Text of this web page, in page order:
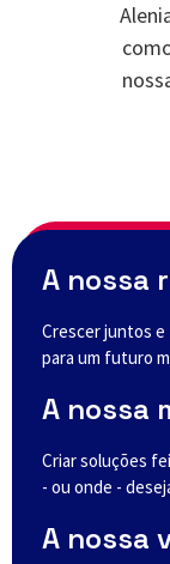
A nossa
Crescer juntos
para um futuro
A nossa
Criar soluções
- ou onde -
A nossa